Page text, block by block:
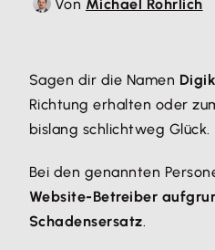
Von Michael Rohrlich
Sagen dir die Namen
Richtung erhalten oder
bislang schlichtweg Glück.
Bei den genannten
Website-Betreiber
Schadensersatz.